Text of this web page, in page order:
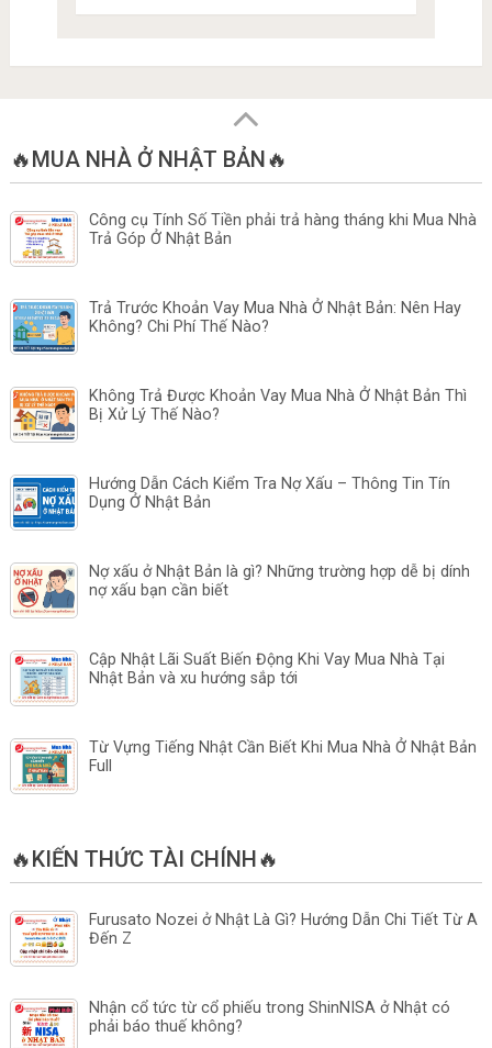
🔥MUA NHÀ Ở NHẬT BẢN🔥
Công cụ Tính Số Tiền phải trả hàng tháng khi Mua Nhà
Trả Góp Ở Nhật Bản
Trả Trước Khoản Vay Mua Nhà Ở Nhật Bản: Nên Hay
Không? Chi Phí Thế Nào?
Không Trả Được Khoản Vay Mua Nhà Ở Nhật Bản Thì
Bị Xử Lý Thế Nào?
Hướng Dẫn Cách Kiểm Tra Nợ Xấu – Thông Tin Tín
Dụng Ở Nhật Bản
Nợ xấu ở Nhật Bản là gì? Những trường hợp dễ bị dính
nợ xấu bạn cần biết
Cập Nhật Lãi Suất Biến Động Khi Vay Mua Nhà Tại
Nhật Bản và xu hướng sắp tới
Từ Vựng Tiếng Nhật Cần Biết Khi Mua Nhà Ở Nhật Bản
Full
🔥KIẾN THỨC TÀI CHÍNH🔥
Furusato Nozei ở Nhật Là Gì? Hướng Dẫn Chi Tiết Từ A
Đến Z
Nhận cổ tức từ cổ phiếu trong ShinNISA ở Nhật có
phải báo thuế không?